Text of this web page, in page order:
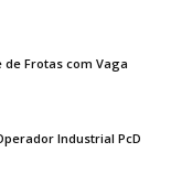
Frotas com Vaga
Industrial PcD